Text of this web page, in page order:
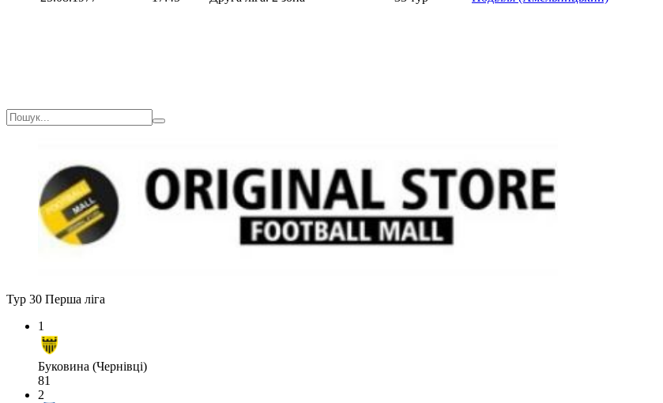
Тур 30 Перша ліга
1
Буковина (Чернівці)
81
2